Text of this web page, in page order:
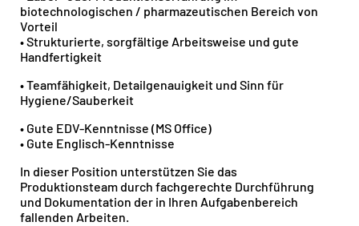
biotechnologischen / pharmazeutischen Bereich von
Vorteil
• Strukturierte, sorgfältige Arbeitsweise und gute
Handfertigkeit
• Teamfähigkeit, Detailgenauigkeit und Sinn für
Hygiene/Sauberkeit
• Gute EDV-Kenntnisse (MS Office)
• Gute Englisch-Kenntnisse
In dieser Position unterstützen Sie das
Produktionsteam durch fachgerechte Durchführung
und Dokumentation der in Ihren Aufgabenbereich
fallenden Arbeiten.